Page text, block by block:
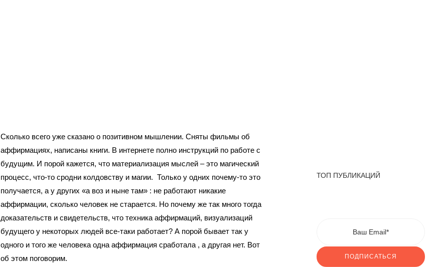
Сколько всего уже сказано о позитивном мышлении. Сняты фильмы об
аффирмациях, написаны книги. В интернете полно инструкций по работе с
будущим. И порой кажется, что материализация мыслей – это магический
процесс, что-то сродни колдовству и магии. Только у одних почему-то это
получается, а у других «а воз и ныне там» : не работают никакие
аффирмации, сколько человек не старается. Но почему же так много тогда
доказательств и свидетельств, что техника аффирмаций, визуализаций
будущего у некоторых людей все-таки работает? А порой бывает так у
одного и того же человека одна аффирмация сработала , а другая нет. Вот
об этом поговорим.
ТОП ПУБЛИКАЦИЙ
ПОДПИСАТЬСЯ